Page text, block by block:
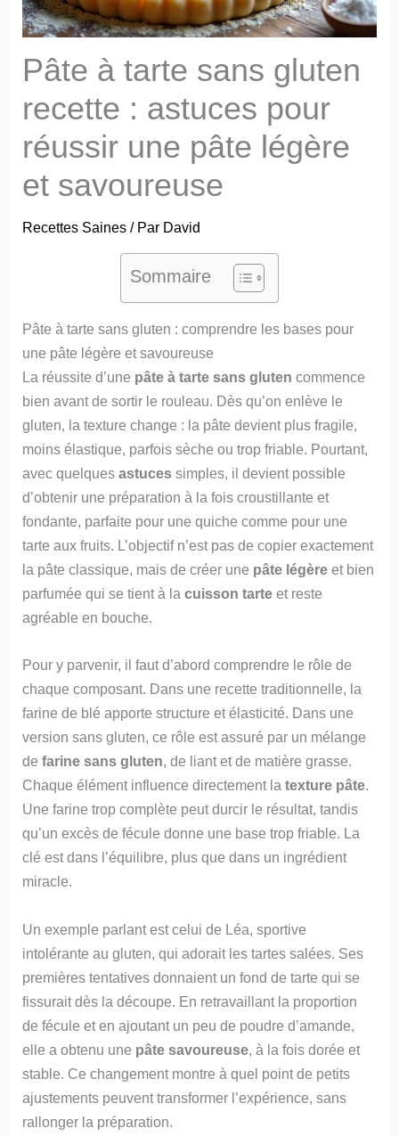
Pâte à tarte sans gluten
recette : astuces pour
réussir une pâte légère
et savoureuse
Recettes Saines / Par David
Sommaire
Pâte à tarte sans gluten : comprendre les bases pour
une pâte légère et savoureuse
La réussite d’une pâte à tarte sans gluten commence
bien avant de sortir le rouleau. Dès qu’on enlève le
gluten, la texture change : la pâte devient plus fragile,
moins élastique, parfois sèche ou trop friable. Pourtant,
avec quelquesastuces simples, il devient possible
d’obtenir une préparation à la fois croustillante et
fondante, parfaite pour une quiche comme pour une
tarte aux fruits. L’objectif n’est pas de copier exactement
la pâte classique, mais de créer une pâte légère et bien
parfumée qui se tient à lacuisson tarte et reste
agréable en bouche.
Pour y parvenir, il faut d’abord comprendre le rôle de
chaque composant. Dans une recette traditionnelle, la
farine de blé apporte structure et élasticité. Dans une
version sans gluten, ce rôle est assuré par un mélange
defarine sans gluten, de liant et de matière grasse.
Chaque élément influence directement latexture pâte.
Une farine trop complète peut durcir le résultat, tandis
qu’un excès de fécule donne une base trop friable. La
clé est dans l’équilibre, plus que dans un ingrédient
miracle.
Un exemple parlant est celui de Léa, sportive
intolérante au gluten, qui adorait les tartes salées. Ses
premières tentatives donnaient un fond de tarte qui se
fissurait dès la découpe. En retravaillant la proportion
de fécule et en ajoutant un peu de poudre d’amande,
elle a obtenu une pâte savoureuse, à la fois dorée et
stable. Ce changement montre à quel point de petits
ajustements peuvent transformer l’expérience, sans
rallonger la préparation.